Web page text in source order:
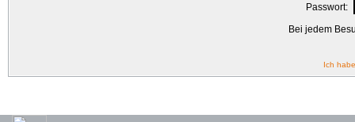
Passwort:
Bei jedem
Ich